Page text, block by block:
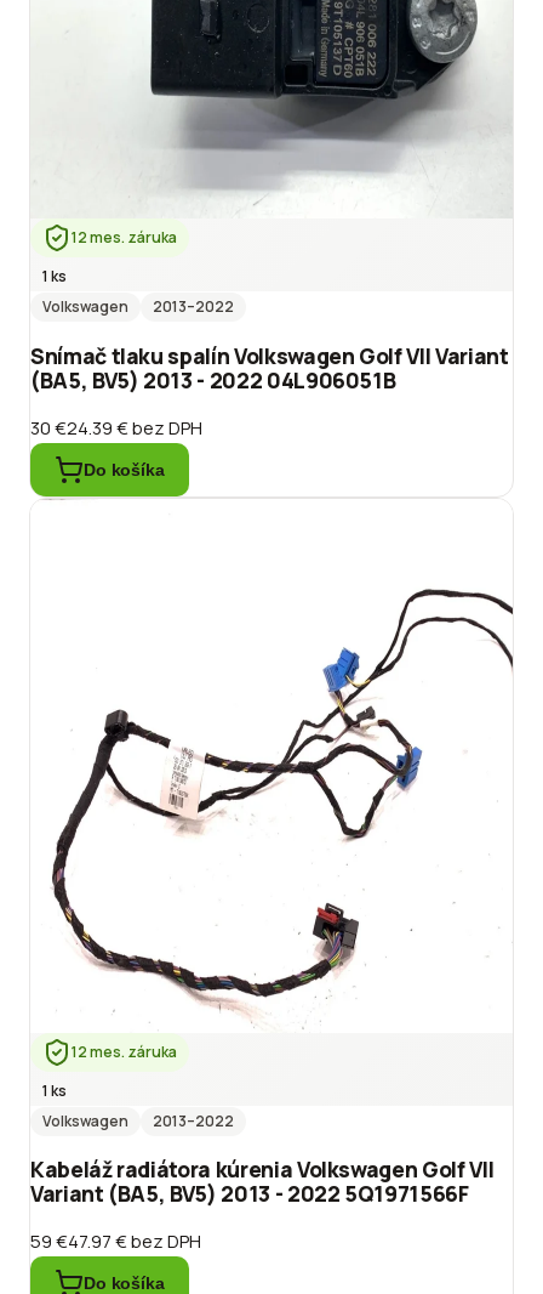
12 mes. záruka
1 ks
Volkswagen
2013–2022
Snímač tlaku spalín Volkswagen Golf VII Variant
(BA5, BV5) 2013 - 2022 04L906051B
30 €24.39 €bez DPH
Do košíka
12 mes. záruka
1 ks
Volkswagen
2013–2022
Kabeláž radiátora kúrenia Volkswagen Golf VII
Variant (BA5, BV5) 2013 - 2022 5Q1971566F
59 €47.97 €bez DPH
Do košíka